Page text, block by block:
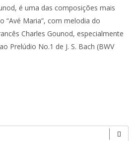
é uma das composições mais
“Avé Maria”, com melodia do
Charles Gounod, especialmente
Prelúdio No.1 de J. S. Bach (BWV